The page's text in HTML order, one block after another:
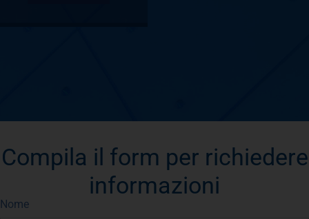
Compila il form per richiedere
informazioni
Nome